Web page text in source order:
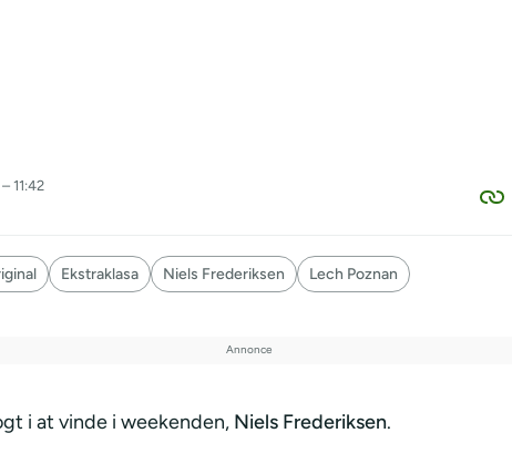
11:42
Ekstraklasa Niels Frederiksen Lech Poznan
i at vinde i weekenden, Niels Frederiksen.